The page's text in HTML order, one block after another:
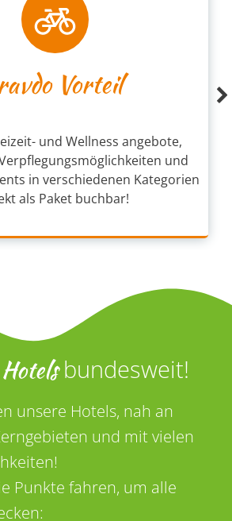
Vorteil
Stornierung bis 18.00 Uhr
flexible Zahlungsmöglichkeiten
und tolle Kinderermäßigungen!
Hotelsbundesweit!
unsere Hotels, nah an
und mit vielen
Punkte fahren, um alle